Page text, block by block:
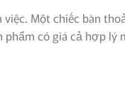
việc. Một chiếc bàn
có giá cả hợp